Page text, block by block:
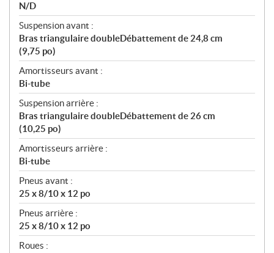
N/D
Suspension avant :
Bras triangulaire doubleDébattement de 24,8 cm
(9,75 po)
Amortisseurs avant :
Bi-tube
Suspension arrière :
Bras triangulaire doubleDébattement de 26 cm
(10,25 po)
Amortisseurs arrière :
Bi-tube
Pneus avant :
25 x 8/10 x 12 po
Pneus arrière :
25 x 8/10 x 12 po
Roues :